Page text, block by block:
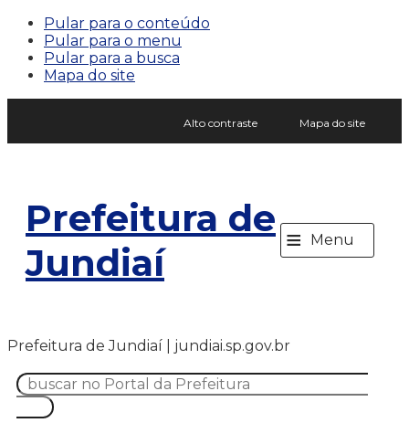
Pular para o conteúdo
Pular para o menu
Pular para a busca
Mapa do site
Alto contraste Mapa do site
Prefeitura de
Jundiaí
≡ Menu
Prefeitura de Jundiaí | jundiai.sp.gov.br